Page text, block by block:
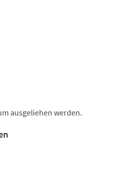
ausgeliehen werden.